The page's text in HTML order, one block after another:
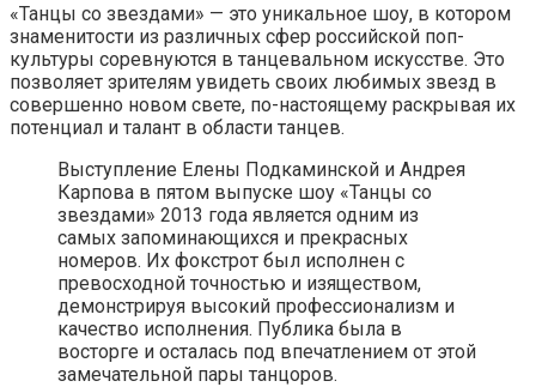
«Танцы со звездами» — это уникальное шоу, в котором
знаменитости из различных сфер российской поп-
культуры соревнуются в танцевальном искусстве. Это
позволяет зрителям увидеть своих любимых звезд в
совершенно новом свете, по-настоящему раскрывая их
потенциал и талант в области танцев.
Выступление Елены Подкаминской и Андрея
Карпова в пятом выпуске шоу «Танцы со
звездами» 2013 года является одним из
самых запоминающихся и прекрасных
номеров. Их фокстрот был исполнен с
превосходной точностью и изяществом,
демонстрируя высокий профессионализм и
качество исполнения. Публика была в
восторге и осталась под впечатлением от этой
замечательной пары танцоров.